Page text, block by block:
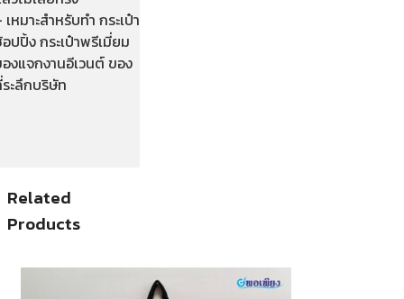
เหมาะสำหรับทำ กระเป๋า
ปปิ้ง กระเป๋าพรีเมี่ยม
งแจกงานอีเวนต์ ของ
ะลึกบริษัท
Related
Products